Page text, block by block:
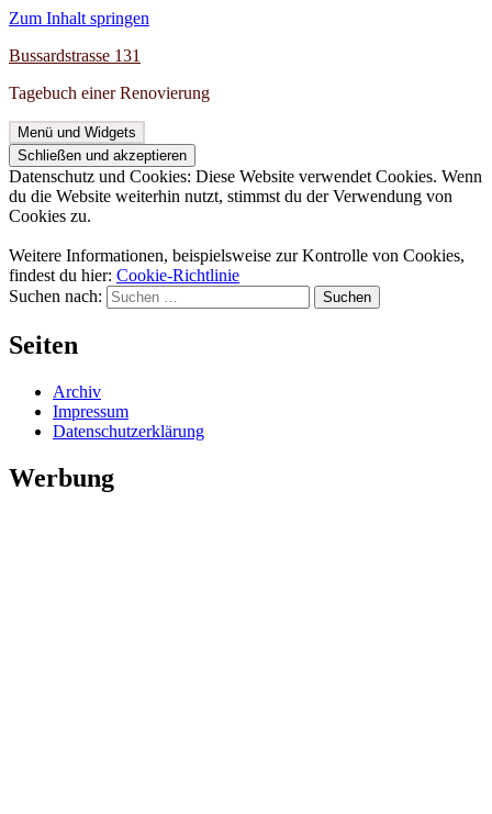
Zum Inhalt springen
Bussardstrasse 131
Tagebuch einer Renovierung
Menü und Widgets
Datenschutz und Cookies: Diese Website verwendet Cookies. Wenn
du die Website weiterhin nutzt, stimmst du der Verwendung von
Cookies zu.
Weitere Informationen, beispielsweise zur Kontrolle von Cookies,
findest du hier: Cookie-Richtlinie
Suchen nach:
Seiten
Archiv
Impressum
Datenschutzerklärung
Werbung